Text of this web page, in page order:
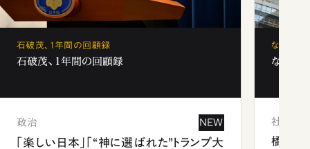
石破茂、1年間の回顧録
石破茂、1年間の回顧録
政治 NEW
「楽しい日本」「“神に選ばれた”トランプ大
なぜ「フ
なぜ「
社会
橋本愛